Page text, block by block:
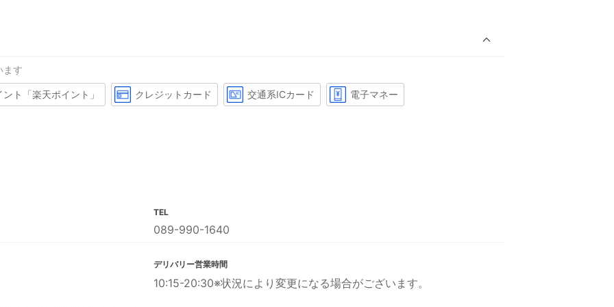
ます
ト「楽天ポイント」 クレジットカード 交通系ICカード 電子マネー
TEL
089-990-1640
デリバリー営業時間
10:15-20:30※状況により変更になる場合がございます。